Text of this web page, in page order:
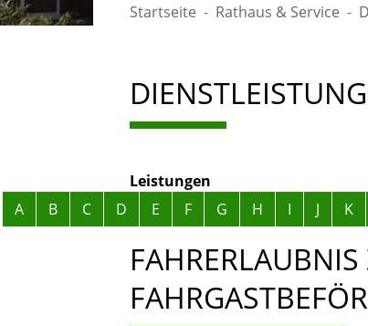
Startseite Rathaus & Service
Leistungen
Alphabetisches Register
A B C D E F G H I J K
FAHRERLAUBNIS